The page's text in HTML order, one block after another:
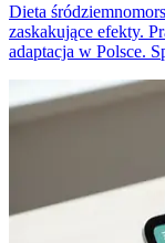
Dieta
zaskakujące efekty.
adaptacja w Polsce.